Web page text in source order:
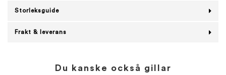
Storleksguide
Frakt & leverans
Du kanske också gillar